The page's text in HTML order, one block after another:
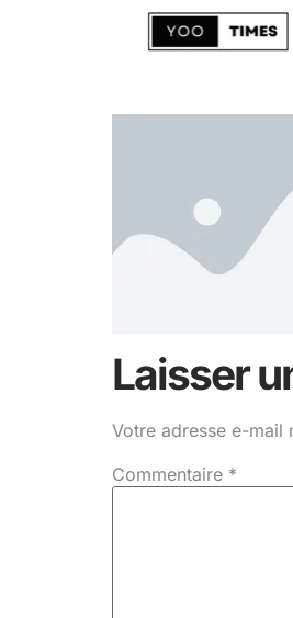
Laisser
Votre adresse e-mail
Commentaire *